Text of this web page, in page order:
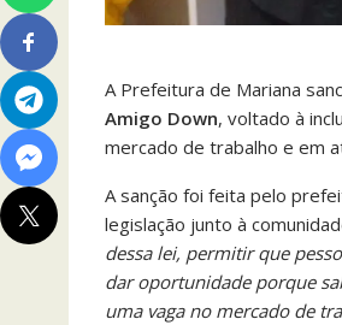
A Prefeitura de Mariana
Amigo Down, voltado à
mercado de trabalho e em
A sanção foi feita pelo
legislação junto à
dessa lei, permitir que
dar oportunidade porque
uma vaga no mercado de